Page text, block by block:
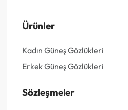
Ürünler
Kadın Güneş Gözlükleri
Erkek Güneş Gözlükleri
Sözleşmeler